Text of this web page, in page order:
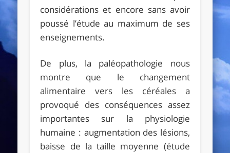
considérations et encore sans avoir
poussé l’étude au maximum de ses
enseignements.
De plus, la paléopathologie nous
montre que le changement
alimentaire vers les céréales a
provoqué des conséquences assez
importantes sur la physiologie
humaine : augmentation des lésions,
baisse de la taille moyenne (étude